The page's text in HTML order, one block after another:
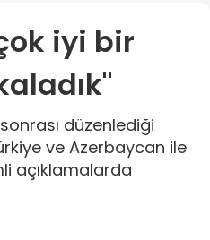
iyi bir
düzenlediği
ve Azerbaycan ile
açıklamalarda